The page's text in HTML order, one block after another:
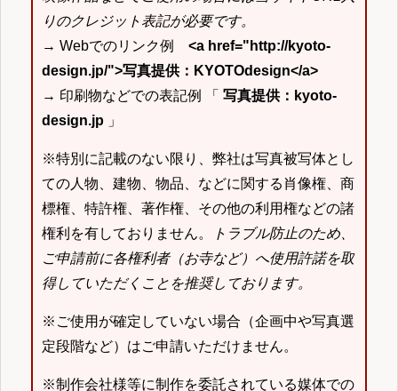
りのクレジット表記が必要です。
→ Webでのリンク例 <a href="http://kyoto-
design.jp/">写真提供：KYOTOdesign</a>
→ 印刷物などでの表記例 「 写真提供：kyoto-
design.jp 」
※特別に記載のない限り、弊社は写真被写体とし
ての人物、建物、物品、などに関する肖像権、商
標権、特許権、著作権、その他の利用権などの諸
権利を有しておりません。
トラブル防止のため、
ご申請前に各権利者（お寺など）へ使用許諾を取
得していただくことを推奨しております。
※ご使用が確定していない場合（企画中や写真選
定段階など）はご申請いただけません。
※制作会社様等に制作を委託されている媒体での